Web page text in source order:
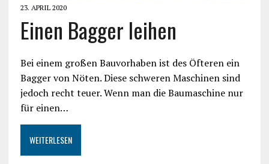
23. APRIL 2020
Einen Bagger leihen
Bei einem großen Bauvorhaben ist des Öfteren ein
Bagger von Nöten. Diese schweren Maschinen sind
jedoch recht teuer. Wenn man die Baumaschine nur
für einen…
WEITERLESEN